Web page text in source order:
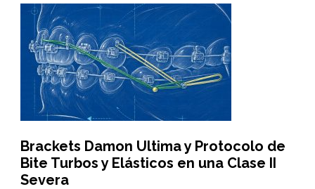
Brackets Damon Ultima y Protocolo de
Bite Turbos y Elásticos en una Clase II
Severa